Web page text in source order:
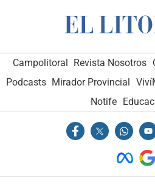
Campolitoral Revista Nosotros
Podcasts Mirador Provincial
Notife